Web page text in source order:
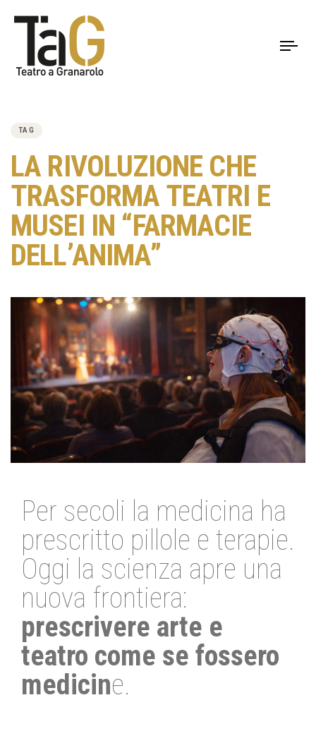
TAG
LA RIVOLUZIONE CHE
TRASFORMA TEATRI E
MUSEI IN “FARMACIE
DELL’ANIMA”
Per secoli la medicina ha
prescritto pillole e terapie.
Oggi la scienza apre una
nuova frontiera:
prescrivere arte e
teatro come se fossero
medicine.